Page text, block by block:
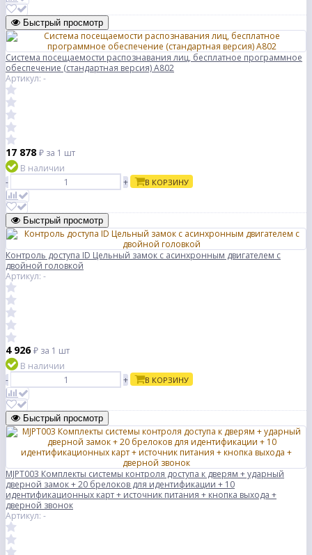
Быстрый просмотр
Система посещаемости распознавания лиц, бесплатное программное
обеспечение (стандартная версия) A802
Артикул: -
17 878 ₽ за 1 шт
В наличии
-
+ В КОРЗИНУ
Быстрый просмотр
Контроль доступа ID Цельный замок с асинхронным двигателем с
двойной головкой
Артикул: -
4 926₽ за 1 шт
В наличии
-
+ В КОРЗИНУ
Быстрый просмотр
MJPT003 Комплекты системы контроля доступа к дверям + ударный
дверной замок + 20 брелоков для идентификации + 10
идентификационных карт + источник питания + кнопка выхода +
дверной звонок
Артикул: -